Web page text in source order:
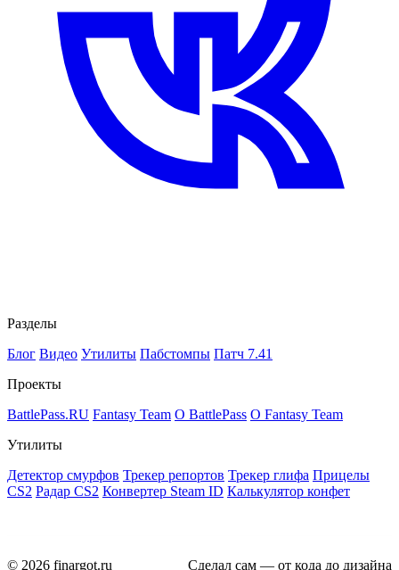
Разделы
Блог Видео Утилиты Пабстомпы Патч 7.41
Проекты
BattlePass.RU Fantasy Team О BattlePass О Fantasy Team
Утилиты
Детектор смурфов Трекер репортов Трекер глифа Прицелы
CS2 Радар CS2 Конвертер Steam ID Калькулятор конфет
© 2026 finargot.ru Сделал сам — от кода до дизайна